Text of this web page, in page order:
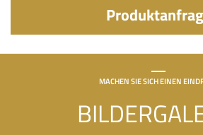
MACHEN SIE SICH EINEN